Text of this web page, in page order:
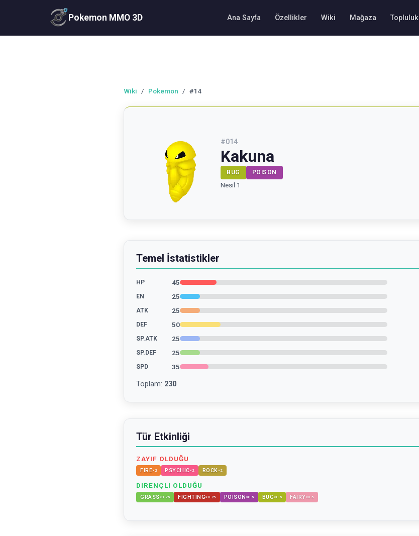
Pokemon MMO 3D Ana Sayfa Özellikler Wiki Mağaza Topluluk
Wiki / Pokemon / #14
#014
Kakuna
BUG POISON
Nesil 1
Temel İstatistikler
HP 45
EN 25
ATK 25
DEF 50
SP.ATK 25
SP.DEF 25
SPD 35
Toplam: 230
Tür Etkinliği
ZAYIF OLDUĞU
FIRE× 2 PSYCHIC×2 ROCK×2
DIRENÇLI OLDUĞU
GRASS×0.25 FIGHTING×0.25 POISON ×0.5 BUG×0.5 FAIRY×0.5